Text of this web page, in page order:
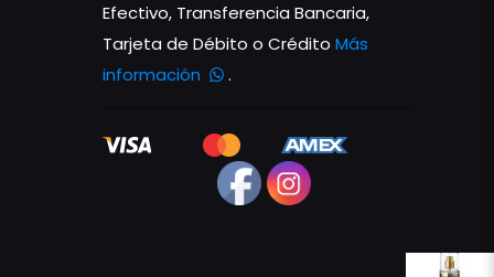
Efectivo, Transferencia Bancaria,
Tarjeta de Débito o CréditoMás
información
.